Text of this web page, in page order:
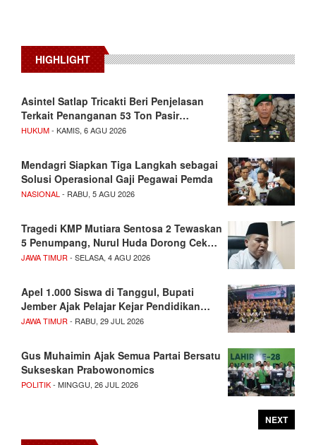
HIGHLIGHT
Asintel Satlap Tricakti Beri Penjelasan
Terkait Penanganan 53 Ton Pasir…
HUKUM- KAMIS, 6 AGU 2026
Mendagri Siapkan Tiga Langkah sebagai
Solusi Operasional Gaji Pegawai Pemda
NASIONAL - RABU, 5 AGU 2026
Tragedi KMP Mutiara Sentosa 2 Tewaskan
5 Penumpang, Nurul Huda Dorong Cek…
JAWA TIMUR - SELASA, 4 AGU 2026
Apel 1.000 Siswa di Tanggul, Bupati
Jember Ajak Pelajar Kejar Pendidikan…
JAWA TIMUR - RABU, 29 JUL 2026
Gus Muhaimin Ajak Semua Partai Bersatu
Sukseskan Prabowonomics
POLITIK- MINGGU, 26 JUL 2026
NEXT